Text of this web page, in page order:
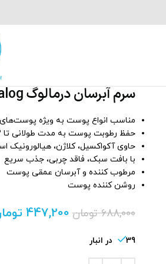
سرم آبرسان درمالوگ Dermalog
مناسب انواع پوست به ویژه
حفظ رطوبت پوست به مدت طولانی تا 72 ساعت
حاوی آکواکسیل، کلاژن، هیالورونیک
با بافت سبک، فاقد چربی، جذب سریع
مرطوب کننده و آبرسان عمقی پوست
روشن کننده پوست
688,000 تومان 447,200
39 در انبار